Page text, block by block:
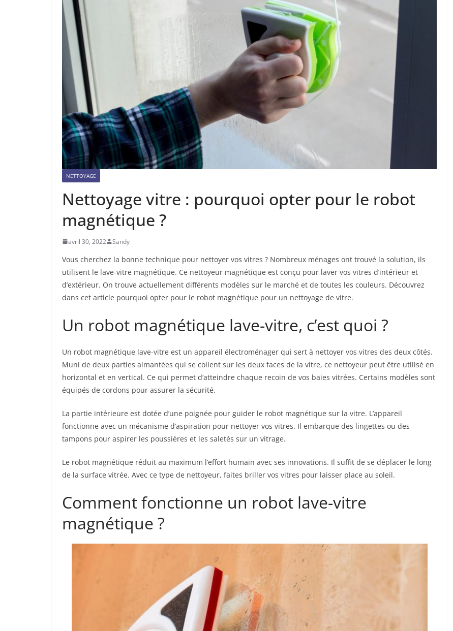
NETTOYAGE
Nettoyage vitre : pourquoi opter pour le robot
magnétique ?
avril 30, 2022 Sandy
Vous cherchez la bonne technique pour nettoyer vos vitres ? Nombreux ménages ont trouvé la solution, ils
utilisent le lave-vitre magnétique. Ce nettoyeur magnétique est conçu pour laver vos vitres d’intérieur et
d’extérieur. On trouve actuellement différents modèles sur le marché et de toutes les couleurs. Découvrez
dans cet article pourquoi opter pour le robot magnétique pour un nettoyage de vitre.
Un robot magnétique lave-vitre, c’est quoi ?
Un robot magnétique lave-vitre est un appareil électroménager qui sert à nettoyer vos vitres des deux côtés.
Muni de deux parties aimantées qui se collent sur les deux faces de la vitre, ce nettoyeur peut être utilisé en
horizontal et en vertical. Ce qui permet d’atteindre chaque recoin de vos baies vitrées. Certains modèles sont
équipés de cordons pour assurer la sécurité.
La partie intérieure est dotée d’une poignée pour guider le robot magnétique sur la vitre. L’appareil
fonctionne avec un mécanisme d’aspiration pour nettoyer vos vitres. Il embarque des lingettes ou des
tampons pour aspirer les poussières et les saletés sur un vitrage.
Le robot magnétique réduit au maximum l’effort humain avec ses innovations. Il suffit de se déplacer le long
de la surface vitrée. Avec ce type de nettoyeur, faites briller vos vitres pour laisser place au soleil.
Comment fonctionne un robot lave-vitre
magnétique ?